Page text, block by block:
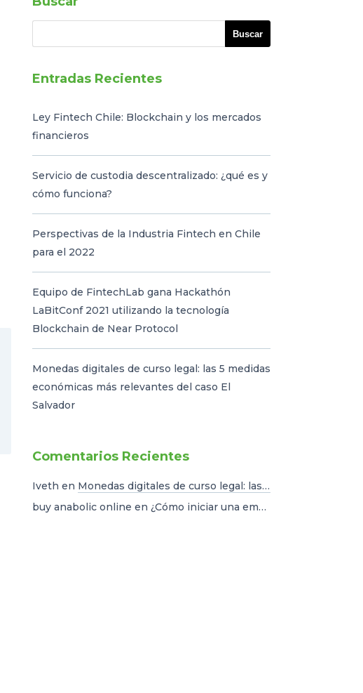
Entradas Recientes
Ley Fintech Chile: Blockchain y los mercados
financieros
Servicio de custodia descentralizado: ¿qué es y
cómo funciona?
Perspectivas de la Industria Fintech en Chile
para el 2022
Equipo de FintechLab gana Hackathón
LaBitConf 2021 utilizando la tecnología
Blockchain de Near Protocol
Monedas digitales de curso legal: las 5 medidas
económicas más relevantes del caso El
Salvador
Comentarios Recientes
Iveth en Monedas digitales de curso legal: las 5 medidas económicas más relevantes del caso El Salvador
buy anabolic online en ¿Cómo iniciar una empresa de crowdfunding en América Latina?